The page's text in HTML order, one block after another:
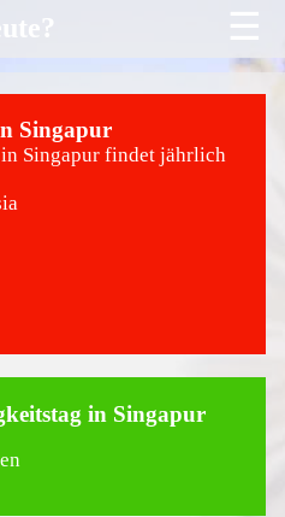
☰
Singapur
Singapur findet jährlich
in Singapur